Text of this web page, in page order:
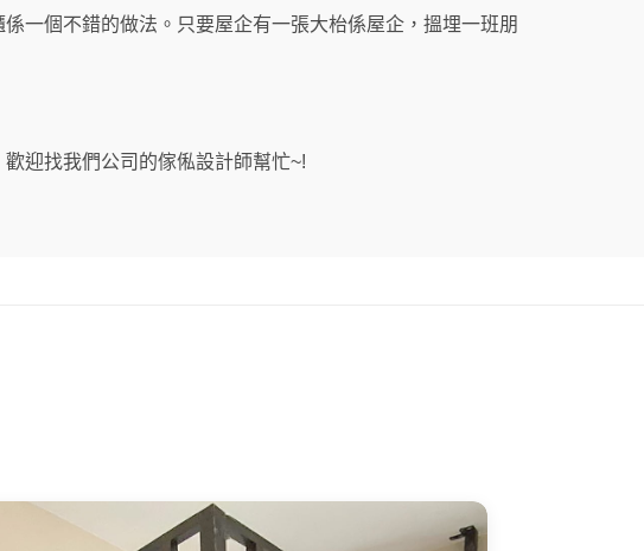
一個不錯的做法。只要屋企有一張大枱係屋企，搵埋一班朋
歡迎找我們公司的傢俬設計師幫忙~!